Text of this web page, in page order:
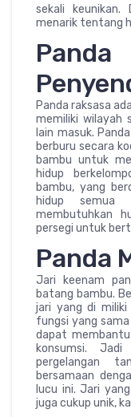
sekali
menarik tentang
Panda raksasa
memiliki wilayah
lain masuk.
berburu secara
bambu untuk
hidup
bambu, yang
hidup semua
membutuhkan
persegi untuk
Panda
Jari keenam
batang bambu.
jari yang di miliki
fungsi yang
dapat
konsumsi.
pergelangan
bersamaan
lucu ini. Jari
juga cukup unik,